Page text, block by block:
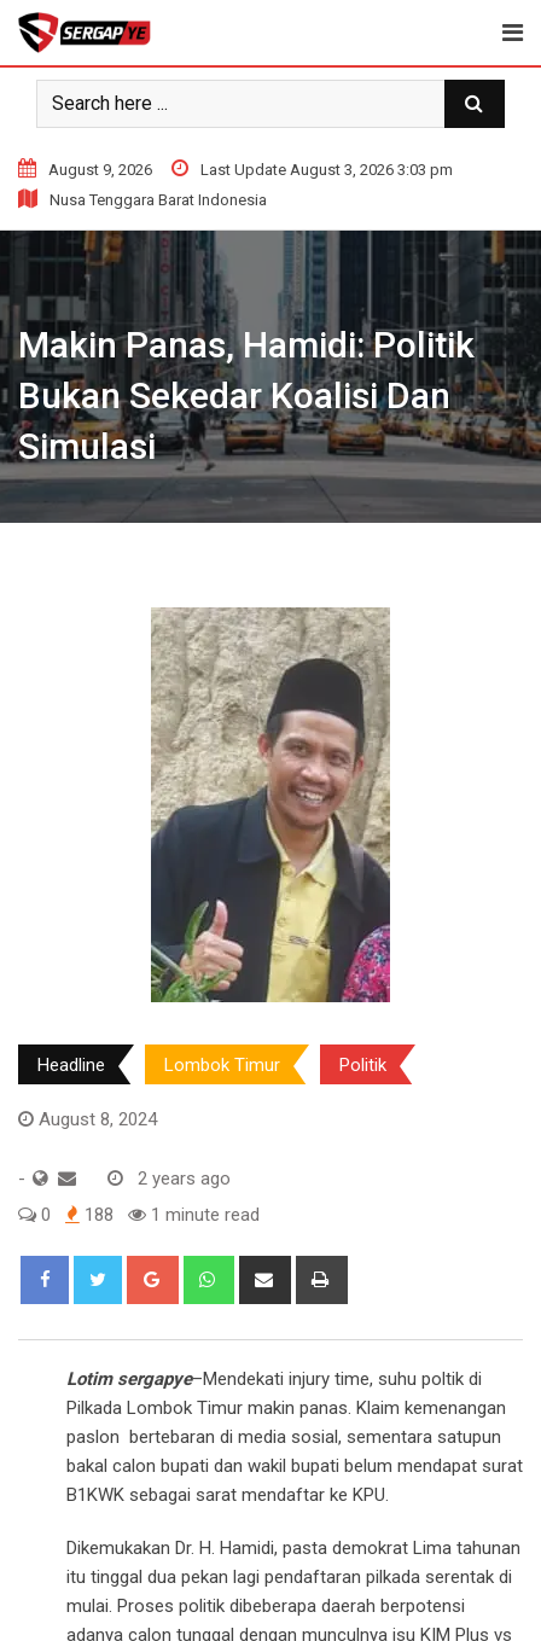
Skip
content
August 9, 2026
Last Update August 3, 2026 3:03 pm
Nusa Tenggara Barat Indonesia
Makin Panas, Hamidi: Politik
Bukan Sekedar Koalisi Dan
Simulasi
Headline Lombok Timur Politik
August 8, 2024
-
2 years ago
0
188 1 minute read
Google+ WhatsappShare
Lotim sergapye–Mendekati injury time, suhu poltik di
Pilkada Lombok Timur makin panas. Klaim kemenangan
paslon bertebaran di media sosial, sementara satupun
bakal calon bupati dan wakil bupati belum mendapat surat
B1KWK sebagai sarat mendaftar ke KPU.
Dikemukakan Dr. H. Hamidi, pasta demokrat Lima tahunan
itu tinggal dua pekan lagi pendaftaran pilkada serentak di
mulai. Proses politik dibeberapa daerah berpotensi
adanya calon tunggal dengan munculnya isu KIM Plus vs